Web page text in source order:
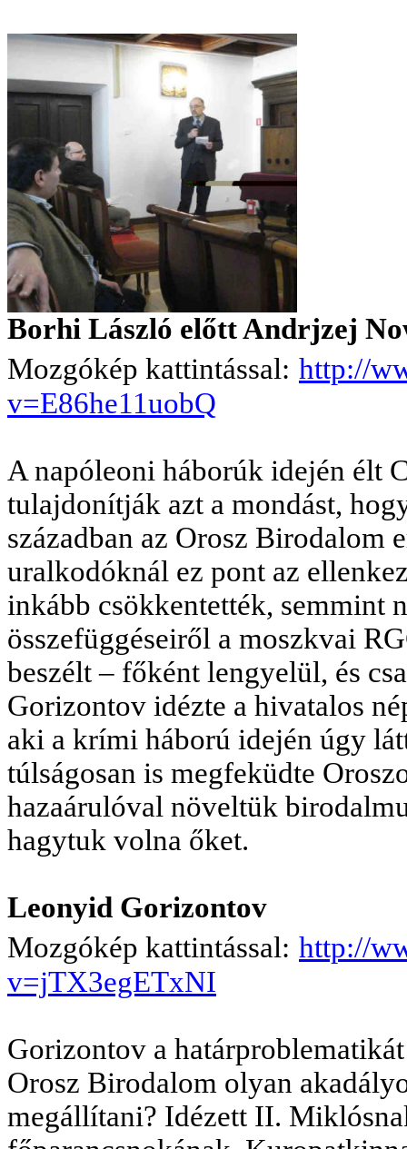
Borhi László előtt Andrjzej
Mozgókép kattintással: http://
v=E86he11uobQ
A napóleoni háborúk idején élt
tulajdonítják azt a mondást,
században az Orosz Birodalom
uralkodóknál ez pont az
inkább csökkentették, semmint
összefüggéseiről a moszkvai
beszélt – főként lengyelül, és
Gorizontov idézte a hivatalos
aki a krími háború idején úgy
túlságosan is megfeküdte
hazaárulóval növeltük
hagytuk volna őket.
Leonyid Gorizontov
Mozgókép kattintással: http://
v=jTX3egETxNI
Gorizontov a
Orosz Birodalom olyan
megállítani? Idézett II.